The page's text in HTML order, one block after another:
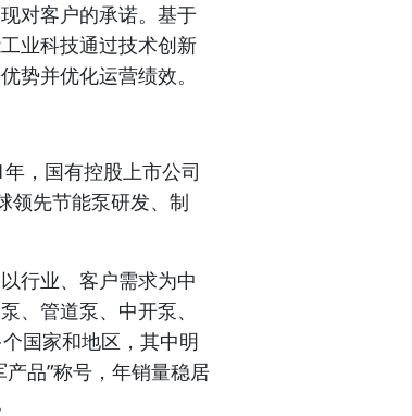
对客户的承诺。基于
业科技通过技术创新
势并优化运营绩效。
，国有控股上市公司
领先节能泵研发、制
行业、客户需求为中
、管道泵、中开泵、
国家和地区，其中明
品”称号，年销量稳居